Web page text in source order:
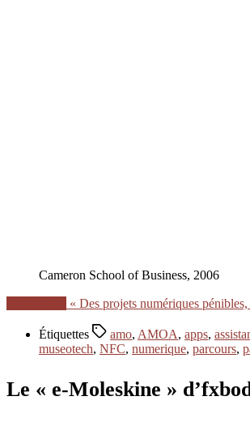
Cameron School of Business, 2006
« Des projets numériques
Étiquettes amo, AMOA, apps,
museotech, NFC, numerique, parcours,
Le « e-Moleskine »